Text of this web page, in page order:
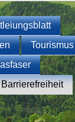
Tourismus